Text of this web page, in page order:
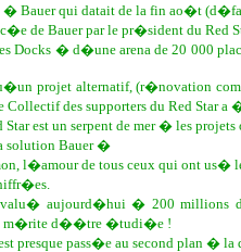
Bauer qui datait de la fin ao�t
de Bauer par le pr�sident du Red
Docks � d�une arena de 20 000
projet alternatif, (r�novation
Collectif des supporters du Red
Star est un serpent de mer � les
solution Bauer �
l�amour de tous ceux qui ont us�
aujourd�hui � 200 millions
m�rite d��tre �tudi�e !
presque pass�e au second plan